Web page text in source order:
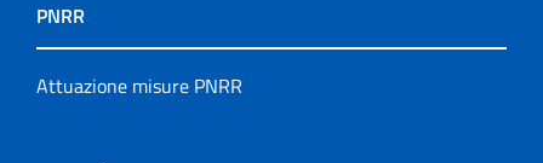
PNRR
Attuazione misure PNRR